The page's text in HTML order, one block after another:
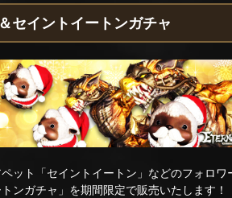
セイントイートンガチャ
ット「セイントイートン」などのフォロワ
ンガチャ」を期間限定で販売いたします！